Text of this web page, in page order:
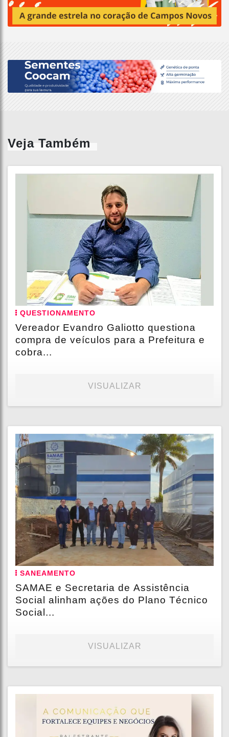
Veja Também
QUESTIONAMENTO
Vereador Evandro Galiotto questiona
compra de veículos para a Prefeitura e
cobra...
VISUALIZAR
SANEAMENTO
SAMAE e Secretaria de Assistência
Social alinham ações do Plano Técnico
Social...
VISUALIZAR